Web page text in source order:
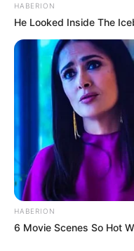
HABERION
He Looked Inside The
HABERION
6 Movie Scenes So Hot